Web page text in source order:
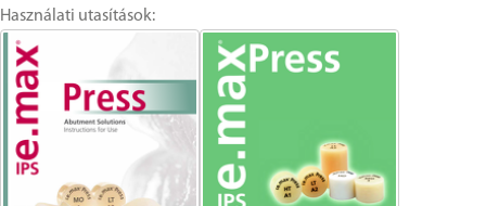
Használati utasítások: